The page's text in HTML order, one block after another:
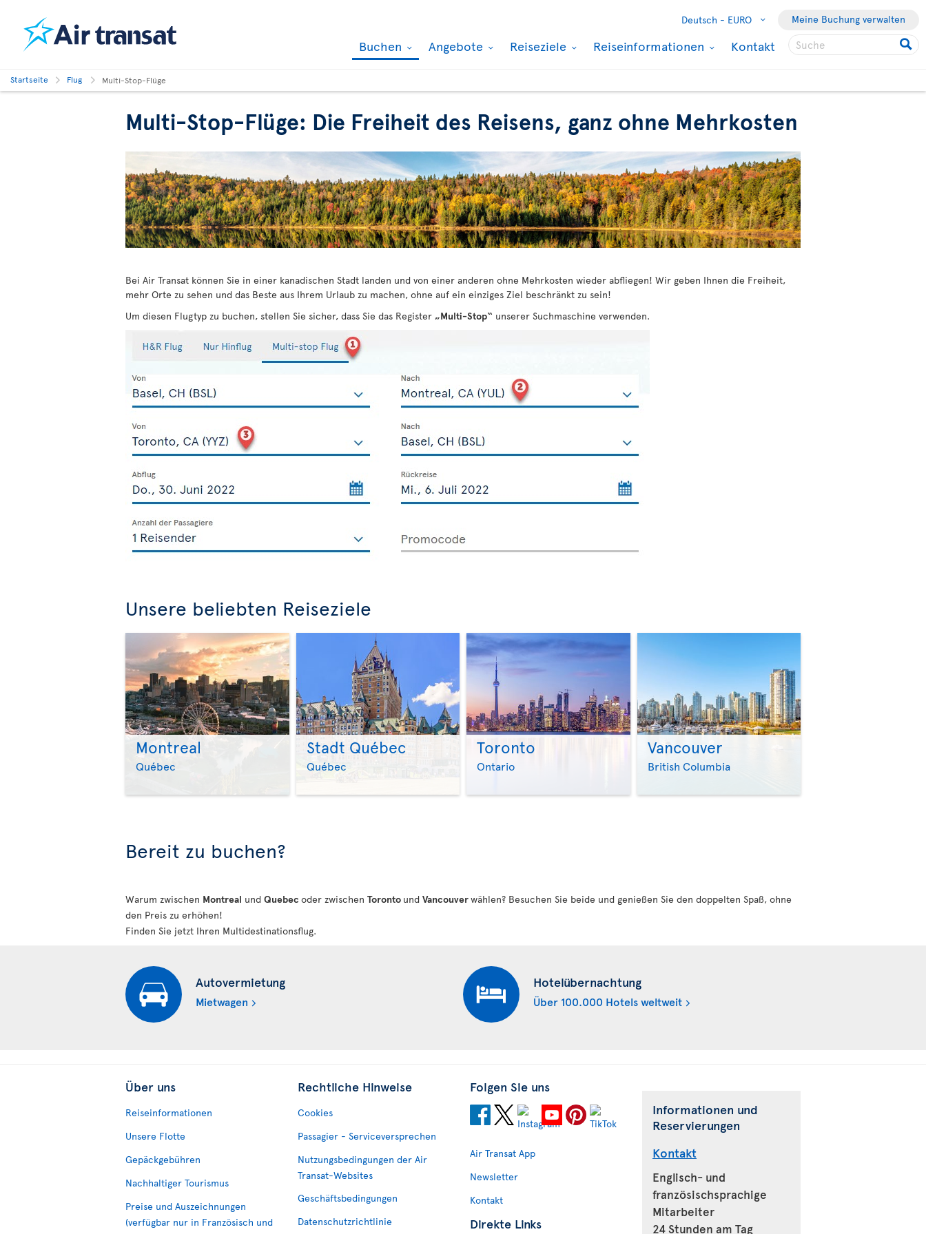
Deutsch - EURO Meine Buchung verwalten
Buchen Angebote Reiseziele Reiseinformationen Kontakt
Startseite Flug Multi-Stop-Flüge
Multi-Stop-Flüge: Die Freiheit des Reisens, ganz ohne Mehrkosten
Bei Air Transat können Sie in einer kanadischen Stadt landen und von einer anderen ohne Mehrkosten wieder abfliegen! Wir geben Ihnen die Freiheit,
mehr Orte zu sehen und das Beste aus Ihrem Urlaub zu machen, ohne auf ein einziges Ziel beschränkt zu sein!
Um diesen Flugtyp zu buchen, stellen Sie sicher, dass Sie das Register „Multi-Stop“ unserer Suchmaschine verwenden.
Unsere beliebten Reiseziele
Montreal
Québec >
Stadt Québec
Québec >
Toronto
Ontario >
Vancouver
British Columbia
Bereit zu buchen?
Warum zwischen Montreal und Quebec oder zwischen Toronto und Vancouverwählen? Besuchen Sie beide und genießen Sie den doppelten Spaß, ohne
den Preis zu erhöhen!
Finden Sie jetzt Ihren Multidestinationsflug.
Autovermietung
Mietwagen
Hotelübernachtung
Über 100.000 Hotels weltweit
Über uns
Reiseinformationen
Unsere Flotte
Gepäckgebühren
Nachhaltiger Tourismus
Preise und Auszeichnungen
(verfügbar nur in Französisch und
Rechtliche Hinweise
Cookies
Passagier - Serviceversprechen
Nutzungsbedingungen der Air
Transat-Websites
Geschäftsbedingungen
Datenschutzrichtlinie
Folgen Sie uns
Air Transat App
Newsletter
Kontakt
Direkte Links
Informationen und
Reservierungen
Kontakt
Englisch- und
französischsprachige
Mitarbeiter
24 Stunden am Tag